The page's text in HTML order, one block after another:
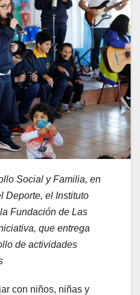
Social y Familia, en
Deporte, el Instituto
Fundación de Las
que entrega
de actividades
con niños, niñas y